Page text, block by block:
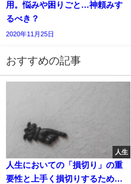
用。悩みや困りごと…神頼みす
るべき？
2020年11月25日
おすすめの記事
人生
人生においての「損切り」の重
要性と上手く損切りするための